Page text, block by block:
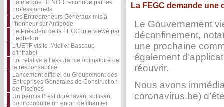
La marque BENOR reconnue par les
professionnels
Les Entrepreneurs Généraux mis à
l'honneur sur Antipode
Le Président de la FEGC interviewé par
Fedbeton
L'UETF visite l'Atelier Bascoup
d'Infrabel
Loi relative à l’assurance obligatoire de
la responsabilité
Lancement officiel du Groupement des
Entreprises Générales de Construction
de Piscines
Un permis B est dorénavant suffisant
pour conduire un engin de chantier
La FEGC demande
Le Gouvernement
déconfinement,
une prochaine
également
réouvrir.
Nous avons
coronavirus.be)